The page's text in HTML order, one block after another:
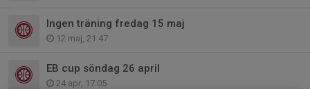
Ingen träning fredag 15 maj
12 maj, 21:47
EB cup söndag 26 april
24 apr, 17:05